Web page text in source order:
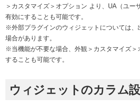
＞カスタマイズ＞オプション より、UA（ユー
有効にすることも可能です。
※外部プラグインのウィジェットについては、
場合があります。
※当機能が不要な場合、外観＞カスタマイズ＞
することも可能です。
ウィジェットのカラム